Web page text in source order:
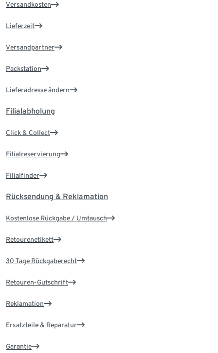
Versandkosten
Lieferzeit
Versandpartner
Packstation
Lieferadresse ändern
Filialabholung
Click & Collect
Filialreservierung
Filialfinder
Rücksendung & Reklamation
Kostenlose Rückgabe / Umtausch
Retourenetikett
30 Tage Rückgaberecht
Retouren-Gutschrift
Reklamation
Ersatzteile & Reparatur
Garantie